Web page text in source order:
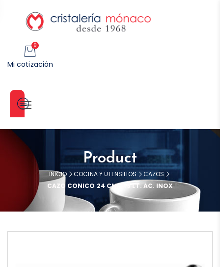
0
Mi cotización
Categorías
Product
INICIO COCINA Y UTENSILIOS
CAZOS
CAZO CONICO 24 CM. 3.5 LT. AC. INOX